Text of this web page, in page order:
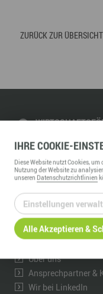
ZURÜCK ZUR ÜBERSICHT
Adam-Ries-
09456 Annaberg-
Telefon:+49
Fax:+49 3733
kontakt@wfe-
www.wfe-
INFORMATION
Über uns
Ansprechpartner &
Wir bei LinkedIn
IHRECOOKIE-
DieseWebsitenutzt Cookies, um
Nutzung derWebsitezu
unseren Datenschutzrichtlinien
Einstellungen
Alle Akzeptieren &